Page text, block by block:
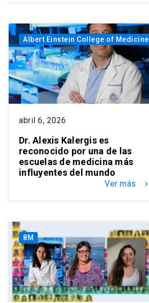
Albert Einstein College of Medicine
abril 6, 2026
Dr. Alexis Kalergis es
reconocido por una de las
escuelas de medicina más
influyentes del mundo
Ver más keyboard_arrow_right
8M